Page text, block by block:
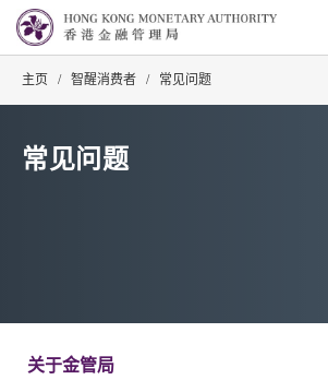
主页 / 智醒消费者 / 常见问题
常见问题
关于金管局